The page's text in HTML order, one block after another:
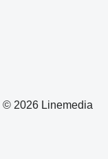
© 2026 Linemedia